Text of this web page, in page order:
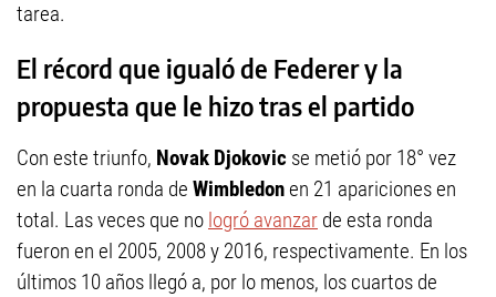
tarea.
El récord que igualó de Federer y la
propuesta que le hizo tras el partido
Con este triunfo, Novak Djokovic se metió por 18° vez
en la cuarta ronda de Wimbledonen 21 apariciones en
total. Las veces que no logró avanzar de esta ronda
fueron en el 2005, 2008 y 2016, respectivamente. En los
últimos 10 años llegó a, por lo menos, los cuartos de